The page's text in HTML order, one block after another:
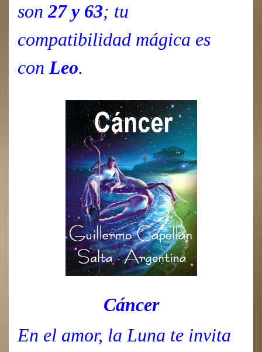
son27 y 63; tu
compatibilidad mágica es
con Leo.
Cáncer
En el amor, la Luna te invita